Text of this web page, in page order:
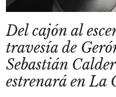
Del cajón al
travesía de
Sebastián
estrenará en La